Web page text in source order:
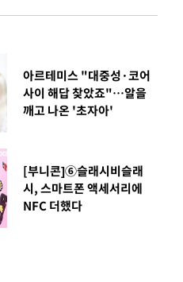
아르테미스 "대중성·코어
사이 해답 찾았죠"…알을
깨고 나온 '초자아'
[부니콘]⑥슬래시비슬래
시, 스마트폰 액세서리에
NFC 더했다